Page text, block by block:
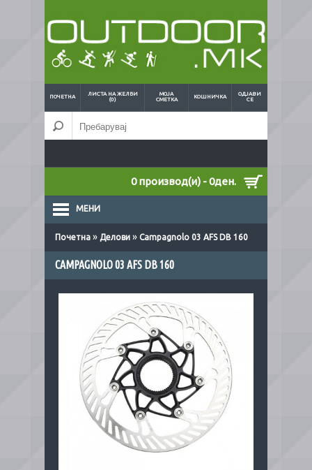
ПОЧЕТНА
ЛИСТА НА ЖЕЛБИ
(0)
МОЈА
СМЕТКА
КОШНИЧКА
ОДЈАВИ
СЕ
0 производ(и) - 0ден.
МЕНИ
Почетна » Делови » Campagnolo 03 AFS DB 160
CAMPAGNOLO 03 AFS DB 160